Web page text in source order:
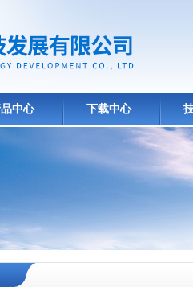
中心 下载中心